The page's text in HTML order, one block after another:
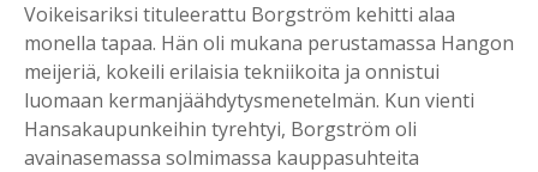
Voikeisariksi tituleerattu Borgström kehitti alaa
monella tapaa. Hän oli mukana perustamassa Hangon
meijeriä, kokeili erilaisia tekniikoita ja onnistui
luomaan kermanjäähdytysmenetelmän. Kun vienti
Hansakaupunkeihin tyrehtyi, Borgström oli
avainasemassa solmimassa kauppasuhteita